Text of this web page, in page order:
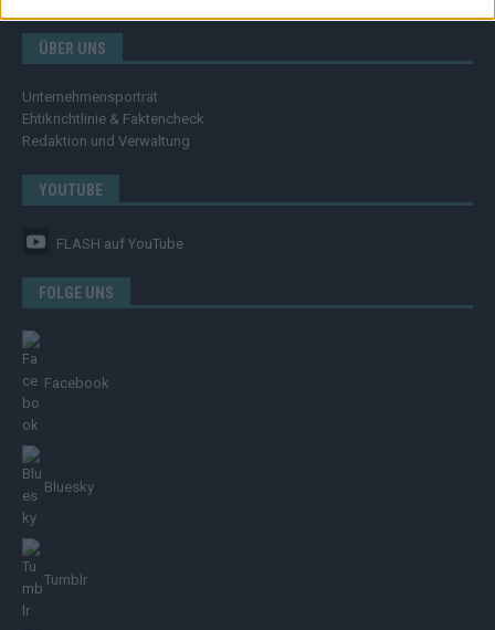
ÜBER UNS
Unternehmensporträt
Ehtikrichtlinie & Faktencheck
Redaktion und Verwaltung
YOUTUBE
FLASH auf YouTube
FOLGE UNS
Facebook
Bluesky
Tumblr